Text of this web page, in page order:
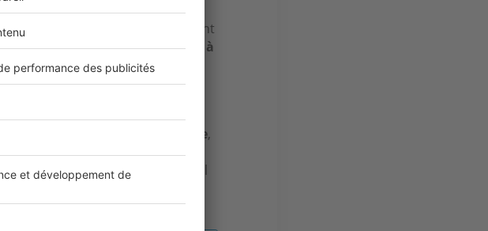
n’arrivaient pas à vendre à Paris
ou coûtant trop cher, ils décident
plus long à Paris, c’est plus long à
Parisiens ne peuvent pas se
cetterépercussion des
je n’étais pas encore impactée.
des clients ayant réussi à vendre,
la Côte d’Azur, Bordeaux, et
peuvent s’engager sur un nouvel